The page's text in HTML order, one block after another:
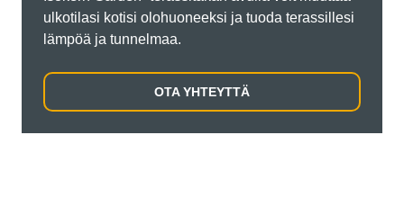
ulkotilasi kotisi olohuoneeksi ja tuoda terassillesi
lämpöä ja tunnelmaa.
OTA YHTEYTTÄ